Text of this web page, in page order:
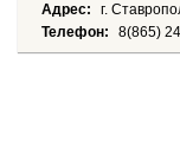
Адрес:
г.
Телефон:
8(865)